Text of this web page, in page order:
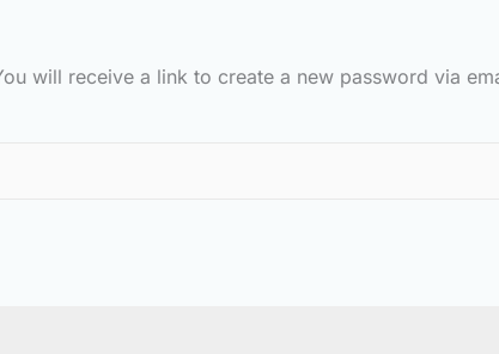
will receive a link to create a new password via